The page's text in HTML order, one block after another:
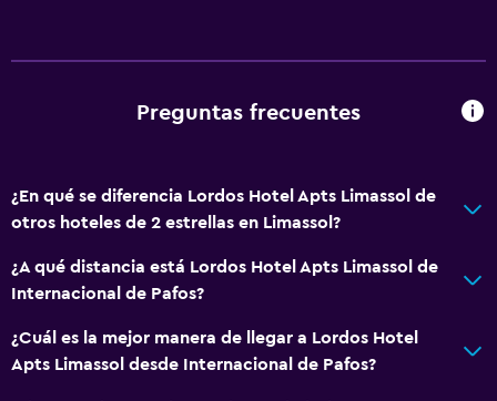
Preguntas frecuentes
¿En qué se diferencia Lordos Hotel Apts Limassol de
otros hoteles de 2 estrellas en Limassol?
¿A qué distancia está Lordos Hotel Apts Limassol de
Internacional de Pafos?
¿Cuál es la mejor manera de llegar a Lordos Hotel
Apts Limassol desde Internacional de Pafos?